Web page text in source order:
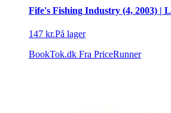
Fife's Fishing Industry (4, 2003) |
147 kr.På lager
BookTok.dk Fra PriceRunner